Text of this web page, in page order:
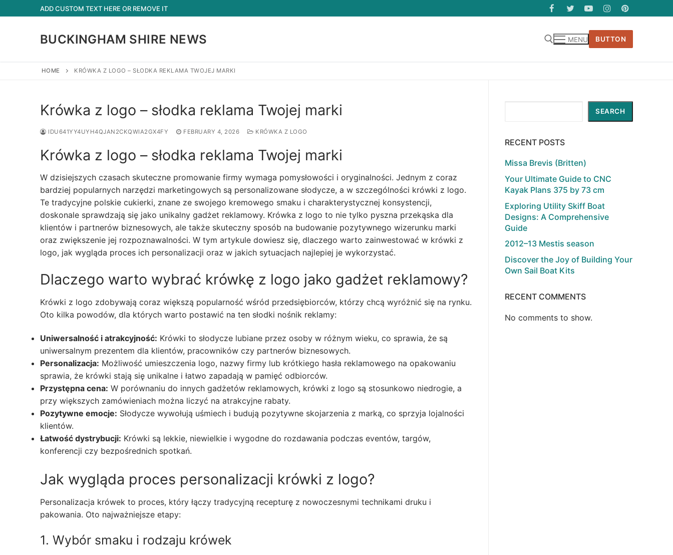
to
ADD CUSTOM TEXT HERE OR REMOVE IT
BUCKINGHAM SHIRE NEWS MENU BUTTON
HOME KRÓWKA Z LOGO – SŁODKA REKLAMA TWOJEJ MARKI
Krówka z logo – słodka reklama Twojej marki
IDU641YY4UYH4QJAN2CKQWIA2GX4FY FEBRUARY 4, 2026 KRÓWKA Z LOGO
Krówka z logo – słodka reklama Twojej marki
W dzisiejszych czasach skuteczne promowanie firmy wymaga pomysłowości i oryginalności. Jednym z coraz
bardziej popularnych narzędzi marketingowych są personalizowane słodycze, a w szczególności krówki z logo.
Te tradycyjne polskie cukierki, znane ze swojego kremowego smaku i charakterystycznej konsystencji,
doskonale sprawdzają się jako unikalny gadżet reklamowy. Krówka z logo to nie tylko pyszna przekąska dla
klientów i partnerów biznesowych, ale także skuteczny sposób na budowanie pozytywnego wizerunku marki
oraz zwiększenie jej rozpoznawalności. W tym artykule dowiesz się, dlaczego warto zainwestować w krówki z
logo, jak wygląda proces ich personalizacji oraz w jakich sytuacjach najlepiej je wykorzystać.
Dlaczego warto wybrać krówkę z logo jako gadżet reklamowy?
Krówki z logo zdobywają coraz większą popularność wśród przedsiębiorców, którzy chcą wyróżnić się na rynku.
Oto kilka powodów, dla których warto postawić na ten słodki nośnik reklamy:
Uniwersalność i atrakcyjność: Krówki to słodycze lubiane przez osoby w różnym wieku, co sprawia, że są
uniwersalnym prezentem dla klientów, pracowników czy partnerów biznesowych.
Personalizacja: Możliwość umieszczenia logo, nazwy firmy lub krótkiego hasła reklamowego na opakowaniu
sprawia, że krówki stają się unikalne i łatwo zapadają w pamięć odbiorców.
Przystępna cena: W porównaniu do innych gadżetów reklamowych, krówki z logo są stosunkowo niedrogie, a
przy większych zamówieniach można liczyć na atrakcyjne rabaty.
Pozytywne emocje: Słodycze wywołują uśmiech i budują pozytywne skojarzenia z marką, co sprzyja lojalności
klientów.
Łatwość dystrybucji: Krówki są lekkie, niewielkie i wygodne do rozdawania podczas eventów, targów,
konferencji czy bezpośrednich spotkań.
Jak wygląda proces personalizacji krówki z logo?
Personalizacja krówek to proces, który łączy tradycyjną recepturę z nowoczesnymi technikami druku i
pakowania. Oto najważniejsze etapy:
1. Wybór smaku i rodzaju krówek
SEARCH
RECENT POSTS
Missa Brevis (Britten)
Your Ultimate Guide to CNC
Kayak Plans 375 by 73 cm
Exploring Utility Skiff Boat
Designs: A Comprehensive
Guide
2012–13 Mestis season
Discover the Joy of Building Your
Own Sail Boat Kits
RECENT COMMENTS
No comments to show.